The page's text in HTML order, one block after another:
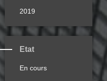
2019
Etat
En cours